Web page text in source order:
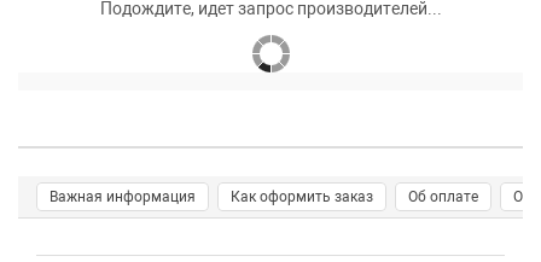
Подождите, идет запрос производителей...
Важная информация Как оформить заказ Об оплате О